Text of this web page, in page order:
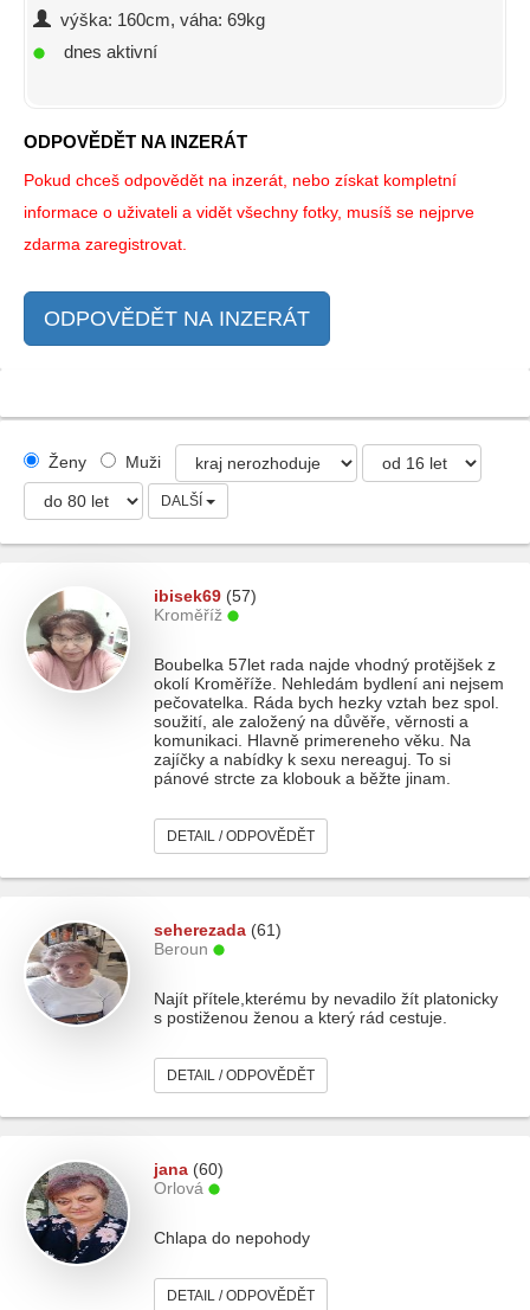
výška: 160cm, váha: 69kg
dnes aktivní
ODPOVĚDĚT NA INZERÁT
Pokud chceš odpovědět na inzerát, nebo získat kompletní
informace o uživateli a vidět všechny fotky, musíš se nejprve
zdarma zaregistrovat.
ODPOVĚDĚT NA INZERÁT
Ženy Muži
DALŠÍ
ibisek69 (57)
Kroměříž
Boubelka 57let rada najde vhodný protějšek z
okolí Kroměříže. Nehledám bydlení ani nejsem
pečovatelka. Ráda bych hezky vztah bez spol.
soužití, ale založený na důvěře, věrnosti a
komunikaci. Hlavně primereneho věku. Na
zajíčky a nabídky k sexu nereaguj. To si
pánové strcte za klobouk a běžte jinam.
DETAIL / ODPOVĚDĚT
seherezada (61)
Beroun
Najít přítele,kterému by nevadilo žít platonicky
s postiženou ženou a který rád cestuje.
DETAIL / ODPOVĚDĚT
jana (60)
Orlová
Chlapa do nepohody
DETAIL / ODPOVĚDĚT